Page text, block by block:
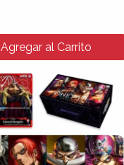
Agregar al Carrito